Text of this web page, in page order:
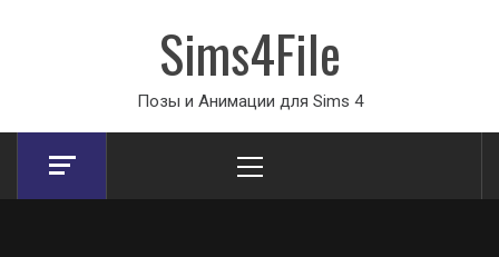
Sims4File
Позы и Анимации для Sims 4
Menu